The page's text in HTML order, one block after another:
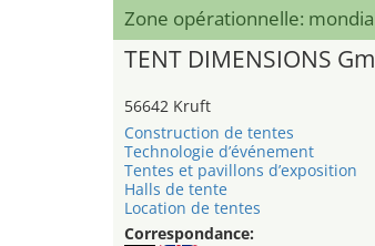
Zone opérationnelle:
TENT DIMENSIONS
56642 Kruft
Construction de tentes
Technologie d’événement
Tentes et pavillons d’exposition
Halls de tente
Location de tentes
Correspondance: